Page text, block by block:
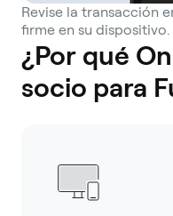
Revise la transacción
firme en su dispositivo.
¿Por qué
socio para